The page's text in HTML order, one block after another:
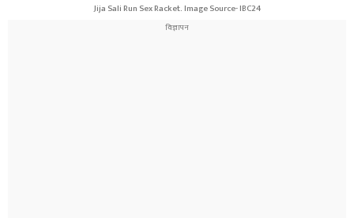
Jija Sali Run Sex Racket. Image Source- IBC24